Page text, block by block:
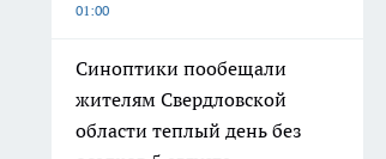
01:00
Синоптики пообещали
жителям Свердловской
области теплый день без